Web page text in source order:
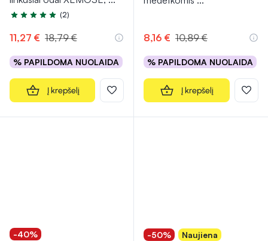
Įvertinimas 5.0 iš 5
(2)
11,27 € 18,79 €
% PAPILDOMA NUOLAIDA
Į krepšelį
8,16 € 10,89 €
% PAPILDOMA NUOLAIDA
Į krepšelį
-40% -50% Naujiena